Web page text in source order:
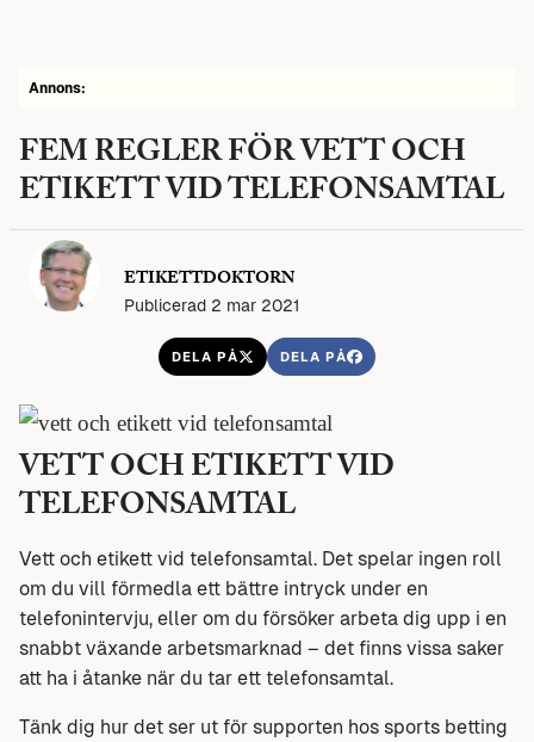
Annons:
FEM REGLER FÖR VETT OCH
ETIKETT VID TELEFONSAMTAL
ETIKETTDOKTORN
Publicerad 2 mar 2021
DELA PÅ DELA PÅ
VETT OCH ETIKETT VID
TELEFONSAMTAL
Vett och etikett vid telefonsamtal. Det spelar ingen roll
om du vill förmedla ett bättre intryck under en
telefonintervju, eller om du försöker arbeta dig upp i en
snabbt växande arbetsmarknad – det finns vissa saker
att ha i åtanke när du tar ett telefonsamtal.
Tänk dig hur det ser ut för supporten hos sports betting